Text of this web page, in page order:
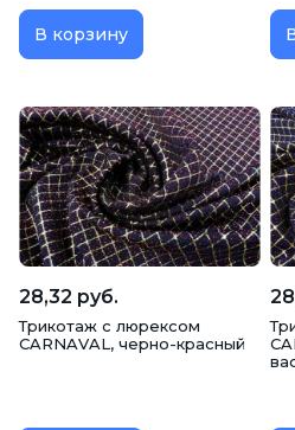
В корзину
28,32 руб.
Трикотаж c люрексом
CARNAVAL, черно-красный